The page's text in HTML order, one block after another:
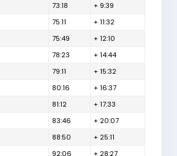
73:18
+ 9:39
75:11
+ 11:32
75:49
+ 12:10
78:23
+ 14:44
79:11
+ 15:32
80:16
+ 16:37
81:12
+ 17:33
83:46
+ 20:07
88:50
+ 25:11
92:06 + 28:27